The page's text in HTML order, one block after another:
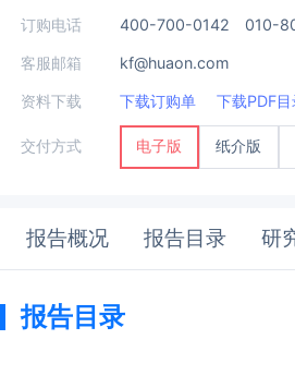
订购电话 400-700-0142 010-
客服邮箱 kf@huaon.com
资料下载 下载订购单 下载PDF目
交付方式 电子版 纸介版
报告概况 报告目录 研
报告目录